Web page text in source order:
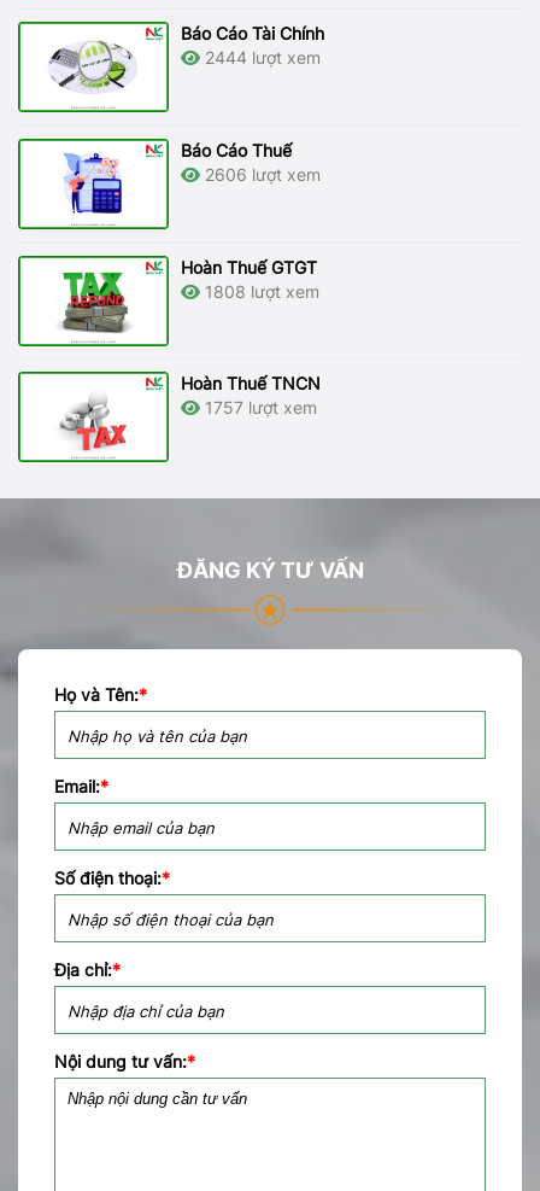
Báo Cáo Tài Chính
2444 lượt xem
Báo Cáo Thuế
2606 lượt xem
Hoàn Thuế GTGT
1808 lượt xem
Hoàn Thuế TNCN
1757 lượt xem
ĐĂNG KÝ TƯ VẤN
Họ và Tên:*
Email:*
Số điện thoại:*
Địa chỉ:*
Nội dung tư vấn:*